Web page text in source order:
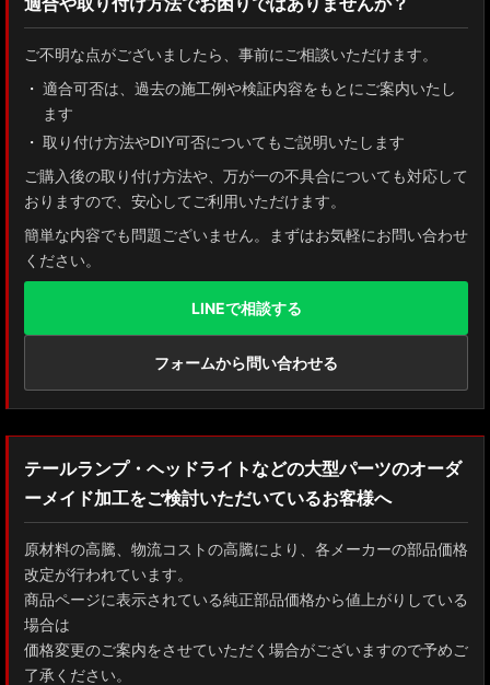
ご不明な点がございましたら、事前にご相談いただけます。
適合可否は、過去の施工例や検証内容をもとにご案内いたし
ます
取り付け方法やDIY可否についてもご説明いたします
ご購入後の取り付け方法や、万が一の不具合についても対応して
おりますので、安心してご利用いただけます。
簡単な内容でも問題ございません。まずはお気軽にお問い合わせ
ください。
LINEで相談する
フォームから問い合わせる
テールランプ・ヘッドライトなどの大型パーツのオーダ
ーメイド加工をご検討いただいているお客様へ
原材料の高騰、物流コストの高騰により、各メーカーの部品価格
改定が行われています。
商品ページに表示されている純正部品価格から値上がりしている
場合は
価格変更のご案内をさせていただく場合がございますので予めご
了承ください。